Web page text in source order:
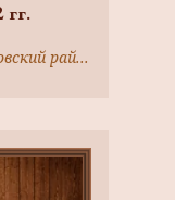
Московская область, Дмитровский район, с. Кикино